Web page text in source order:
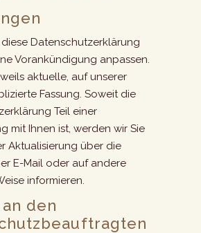
Datenschutzerklärung
Vorankündigung anpassen.
aktuelle, auf unserer
Fassung. Soweit die
Teil einer
mit Ihnen ist, werden wir Sie
Aktualisierung über die
E-Mail oder auf andere
informieren.
den